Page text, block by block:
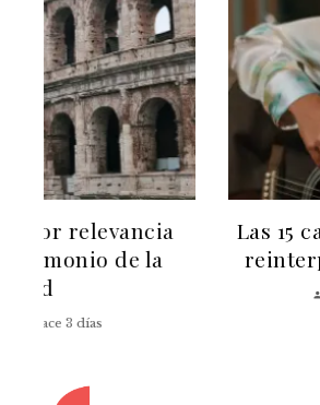
Las 15 canciones que
reinterpretado a lo